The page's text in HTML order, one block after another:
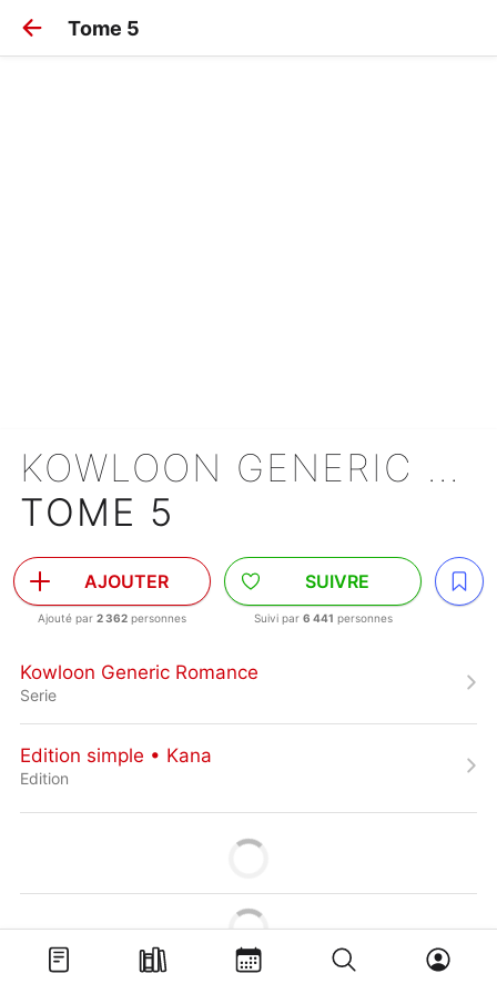
Tome 5
KOWLOON GENERIC ROMANCE
TOME 5
AJOUTER
Ajouté par 2 362 personnes
SUIVRE
Suivi par 6 441 personnes
Kowloon Generic Romance
Serie
Edition simple • Kana
Edition